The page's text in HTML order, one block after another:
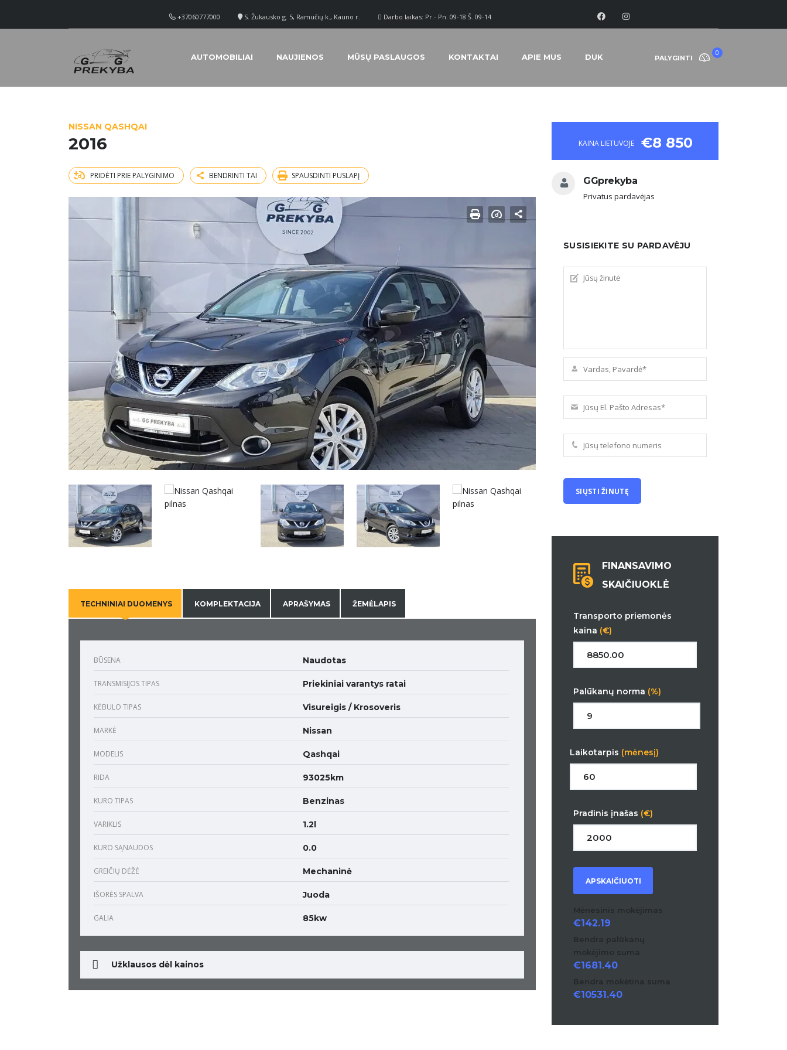
Darbo laikas: Pr.- Pn. 09-18 Š. 09-14
S. Žukausko g. 5, Ramučių k., Kauno r.
+37060777000
PALYGINTI
0
AUTOMOBILIAI NAUJIENOS MŪSŲ PASLAUGOS KONTAKTAI APIE MUS DUK
NISSAN QASHQAI
2016
PRIDĖTI PRIE PALYGINIMO BENDRINTI TAI SPAUSDINTI PUSLAPĮ
TECHNINIAI DUOMENYS KOMPLEKTACIJA APRAŠYMAS ŽEMĖLAPIS
BŪSENA Naudotas
TRANSMISIJOS TIPAS Priekiniai varantys ratai
KĖBULO TIPAS Visureigis / Krosoveris
MARKĖ Nissan
MODELIS Qashqai
RIDA 93025km
KURO TIPAS Benzinas
VARIKLIS 1.2l
KURO SĄNAUDOS 0.0
GREIČIŲ DĖŽĖ Mechaninė
IŠORĖS SPALVA Juoda
GALIA 85kw
Užklausos dėl kainos
KAINA LIETUVOJE €8 850
GGprekyba
Privatus pardavėjas
SUSISIEKITE SU PARDAVĖJU
FINANSAVIMO
SKAIČIUOKLĖ
Transporto priemonės
kaina (€)
Palūkanų norma (%)
Laikotarpis (mėnesį)
Pradinis įnašas (€)
APSKAIČIUOTI
Mėnesinis mokėjimas
142.19
Bendra palūkanų
mokėjimo suma
1681.40
Bendra mokėtina suma
10531.40